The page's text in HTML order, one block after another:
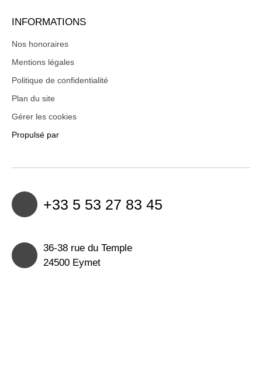
INFORMATIONS
Nos honoraires
Mentions légales
Politique de confidentialité
Plan du site
Gérer les cookies
Propulsé par
+33 5 53 27 83 45
36-38 rue du Temple
24500 Eymet